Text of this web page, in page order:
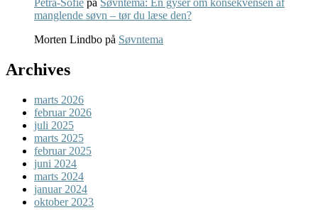
Petra-Sofie på Søvntema: En gyser om konsekvensen af
manglende søvn – tør du læse den?
Morten Lindbo på Søvntema
Archives
marts 2026
februar 2026
juli 2025
marts 2025
februar 2025
juni 2024
marts 2024
januar 2024
oktober 2023